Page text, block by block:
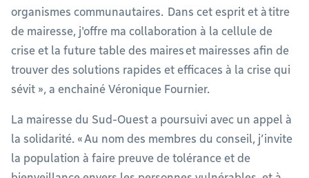
organismes communautaires. Dans cet esprit et à titre
de mairesse, j'offre ma collaboration à la cellule de
crise et la future table des maires et mairesses afin de
trouver des solutions rapides et efficaces à la crise qui
sévit », a enchainé Véronique Fournier.
La mairesse du Sud-Ouest a poursuivi avec un appel à
la solidarité. « Au nom des membres du conseil, j’invite
la population à faire preuve de tolérance et de